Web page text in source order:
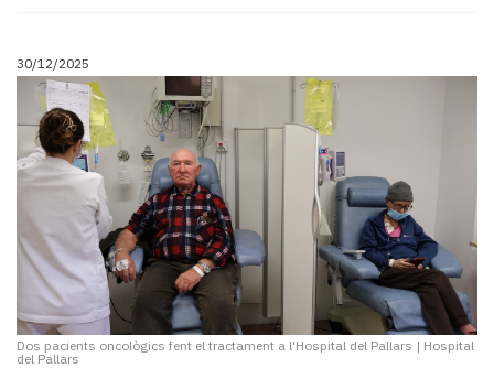
30/12/2025
Dos pacients oncològics fent el tractament a l'Hospital del Pallars | Hospital
del Pallars